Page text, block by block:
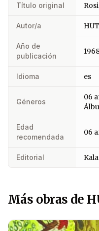
Título original
Autor/a
Año de
publicación
Idioma es
Géneros
06
Edad
recomendada
06
Editorial
Más obras de